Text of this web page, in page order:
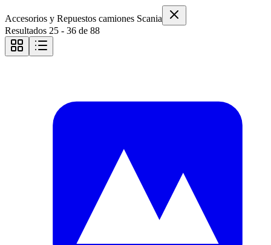
Accesorios y Repuestos camiones Scania
Resultados 25 - 36 de 88